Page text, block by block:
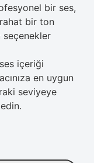
bir ses,
bir ton
seçenekler
içeriği
en uygun
seviyeye